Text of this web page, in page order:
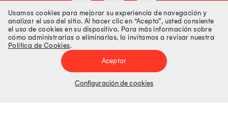
Tienda 100% Segura
Tiendas Peruanas S.A. R.U.C. Nº 20493020618. Todos los derechos
Precios disponibles solo en www.oechsle.pe. Precios online publicados
Usamos cookies para mejorar su experiencia de navegación y
analizar el uso del sitio. Al hacer clic en “Acepto”, usted consiente
el uso de cookies en su dispositivo. Para más información sobre
cómo administrarlas o eliminarlas, lo invitamos a revisar nuestra
Política de Cookies.
Aceptar
Configuración de cookies